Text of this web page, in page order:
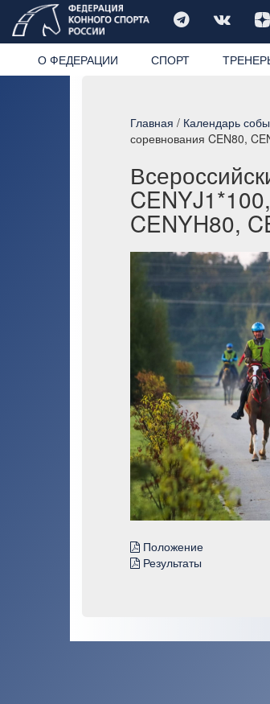
О ФЕДЕРАЦИИ СПОРТ
Главная / Календарь
соревнования CEN80,
CENYH80,
Положение
Результаты